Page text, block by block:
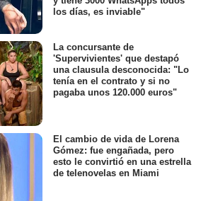
los días, es inviable"
La concursante de
'Supervivientes' que destapó
una clausula desconocida: "Lo
tenía en el contrato y si no
pagaba unos 120.000 euros"
El cambio de vida de Lorena
Gómez: fue engañada, pero
esto le convirtió en una estrella
de telenovelas en Miami